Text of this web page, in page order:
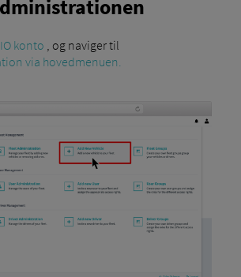
konto , og naviger til
via hovedmenuen.